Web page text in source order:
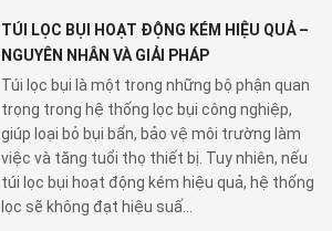
TÚI LỌC BỤI HOẠT ĐỘNG KÉM HIỆU QUẢ –
NGUYÊN NHÂN VÀ GIẢI PHÁP
Túi lọc bụi là một trong những bộ phận quan
trọng trong hệ thống lọc bụi công nghiệp,
giúp loại bỏ bụi bẩn, bảo vệ môi trường làm
việc và tăng tuổi thọ thiết bị. Tuy nhiên, nếu
túi lọc bụi hoạt động kém hiệu quả, hệ thống
lọc sẽ không đạt hiệu suấ...